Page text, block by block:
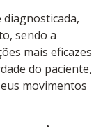
diagnosticada,
sendo a
mais eficazes
do paciente,
movimentos